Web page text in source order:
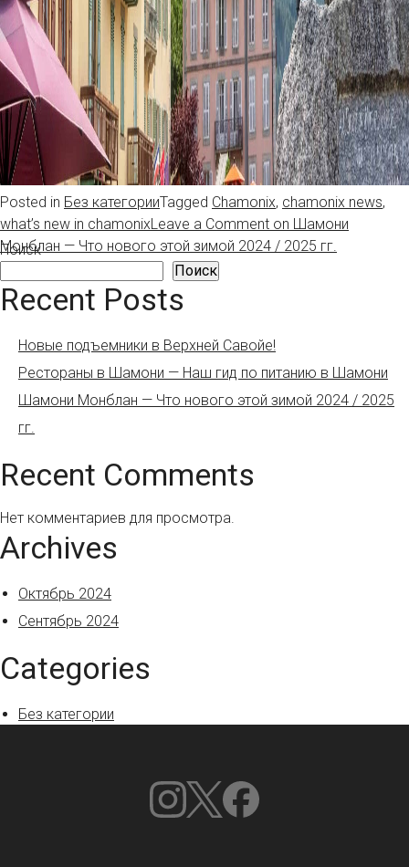
Posted in Без категорииTagged Chamonix, chamonix news,
what’s new in chamonixLeave a Comment on Шамони
Монблан — Что нового этой зимой 2024 / 2025 гг.
Поиск
Поиск
Recent Posts
Новые подъемники в Верхней Савойе!
Рестораны в Шамони — Наш гид по питанию в Шамони
Шамони Монблан — Что нового этой зимой 2024 / 2025
гг.
Recent Comments
Нет комментариев для просмотра.
Archives
Октябрь 2024
Сентябрь 2024
Categories
Без категории